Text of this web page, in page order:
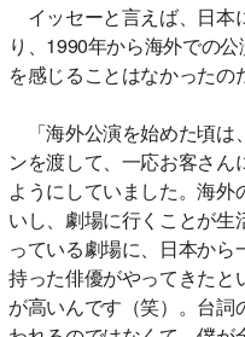
イッセーと言えば、日本
り、1990年から海外での
を感じることはなかったの
「海外公演を始めた頃は
ンを渡して、一応お客さ
ようにしていました。海
いし、劇場に行くことが
っている劇場に、日本か
持った俳優がやってきたと
が高いんです（笑）。台詞